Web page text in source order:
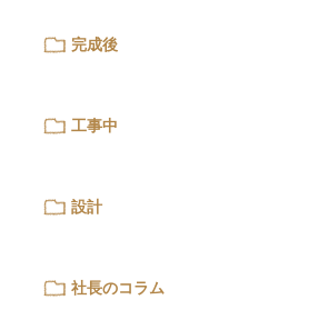
完成後
工事中
設計
社長のコラム